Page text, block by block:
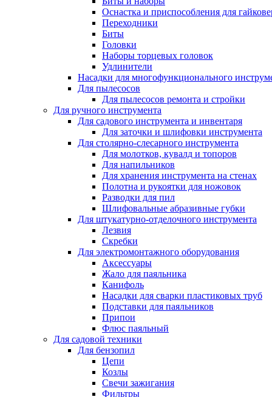
Оснастка и приспособления для
Переходники
Биты
Головки
Наборы торцевых головок
Удлинители
Насадки для многофункционального
Для пылесосов
Для пылесосов ремонта и стройки
Для ручного инструмента
Для садового инструмента и инвентаря
Для заточки и шлифовки инструмента
Для столярно-слесарного инструмента
Для молотков, кувалд и топоров
Для напильников
Для хранения инструмента на стенах
Полотна и рукоятки для ножовок
Разводки для пил
Шлифовальные абразивные губки
Для штукатурно-отделочного инструмента
Лезвия
Скребки
Для электромонтажного оборудования
Аксессуары
Жало для паяльника
Канифоль
Насадки для сварки пластиковых труб
Подставки для паяльников
Припои
Флюс паяльный
Для садовой техники
Для бензопил
Цепи
Козлы
Свечи зажигания
Фильтры